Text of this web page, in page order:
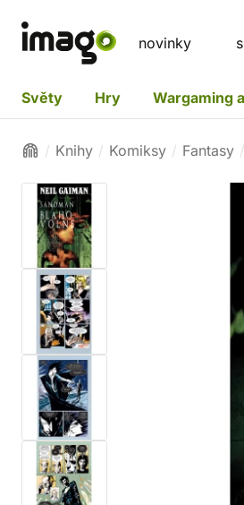
novinky
Světy Hry Wargaming
Knihy Komiksy Fantasy